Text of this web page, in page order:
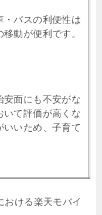
・バスの利便性は
動が便利です。
安面にも不安がな
いて評価が高くな
いいため、子育て
おける楽天モバイ